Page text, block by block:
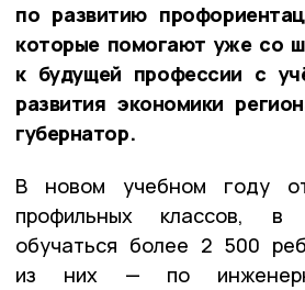
по развитию
которые помогают уже со
к будущей профессии с
развития экономики
губернатор.
В новом учебном году
профильных классов, в
обучаться более 2 500
из них — по инженерно-